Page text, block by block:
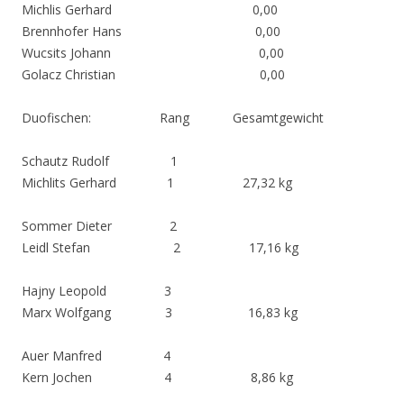
Michlis Gerhard 0,00
Brennhofer Hans 0,00
Wucsits Johann 0,00
Golacz Christian 0,00
Duofischen: Rang Gesamtgewicht
Schautz Rudolf 1
Michlits Gerhard 1 27,32 kg
Sommer Dieter 2
Leidl Stefan 2 17,16 kg
Hajny Leopold 3
Marx Wolfgang 3 16,83 kg
Auer Manfred 4
Kern Jochen 4 8,86 kg